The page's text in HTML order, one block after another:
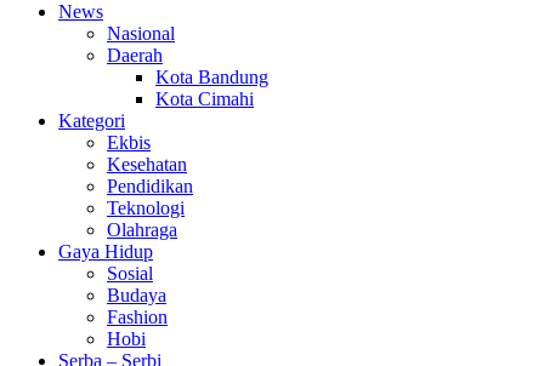
News
Nasional
Daerah
Kota Bandung
Kota Cimahi
Kategori
Ekbis
Kesehatan
Pendidikan
Teknologi
Olahraga
Gaya Hidup
Sosial
Budaya
Fashion
Hobi
Serba – Serbi